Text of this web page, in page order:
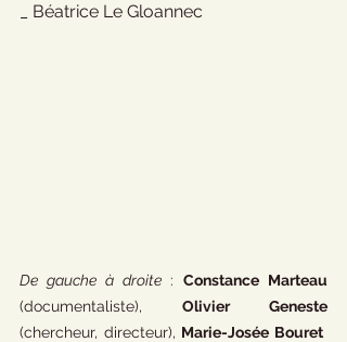
_ Béatrice Le Gloannec
De gauche à droite : Constance Marteau
(documentaliste), Olivier Geneste
(chercheur, directeur), Marie-Josée Bouret